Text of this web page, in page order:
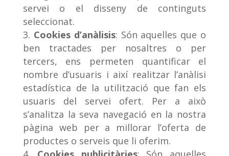
servei o el disseny de continguts
seleccionat.
Cookies d’anàlisis: Són aquelles que o
ben tractades per nosaltres o per
tercers, ens permeten quantificar el
nombre d’usuaris i així realitzar l’anàlisi
estadística de la utilització que fan els
usuaris del servei ofert. Per a això
s’analitza la seva navegació en la nostra
pàgina web per a millorar l’oferta de
productes o serveis que li oferim.